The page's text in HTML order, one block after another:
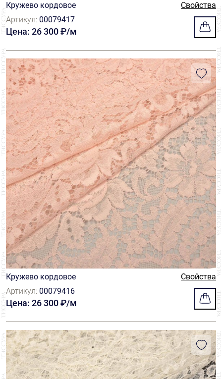
Кружево кордовое
Свойства
Артикул: 00079417
Цена: 26 300 ₽/м
Кружево кордовое
Свойства
Артикул: 00079416
Цена: 26 300 ₽/м